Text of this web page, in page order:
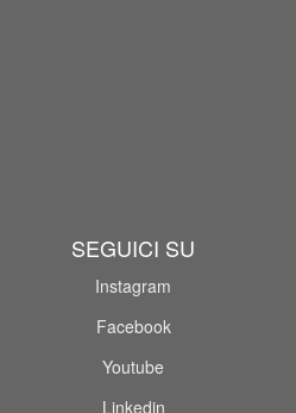
SEGUICI SU
Instagram
Facebook
Youtube
Linkedin